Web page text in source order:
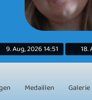
9. Aug, 2026 14:51 18.
Medaillen Galerie